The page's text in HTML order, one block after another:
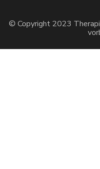
© Copyright 2023